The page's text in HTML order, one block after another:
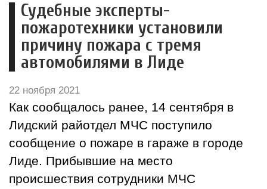
Судебные эксперты-
пожаротехники установили
причину пожара с тремя
автомобилями в Лиде
22 ноября 2021
Как сообщалось ранее, 14 сентября в
Лидский райотдел МЧС поступило
сообщение о пожаре в гараже в городе
Лиде. Прибывшие на место
происшествия сотрудники МЧС